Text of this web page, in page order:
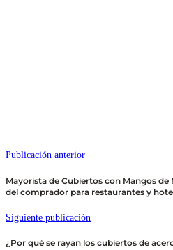
Publicación anterior
Mayorista de Cubiertos con Mangos de
del comprador para restaurantes y
Siguiente publicación
¿Por qué se rayan los cubiertos de